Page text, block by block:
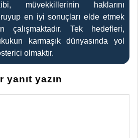
müvekkillerinin haklarını
en iyi sonuçları elde etmek
çalışmaktadır. Tek hedefleri,
karmaşık dünyasında yol
olmaktır.
yanıt yazın